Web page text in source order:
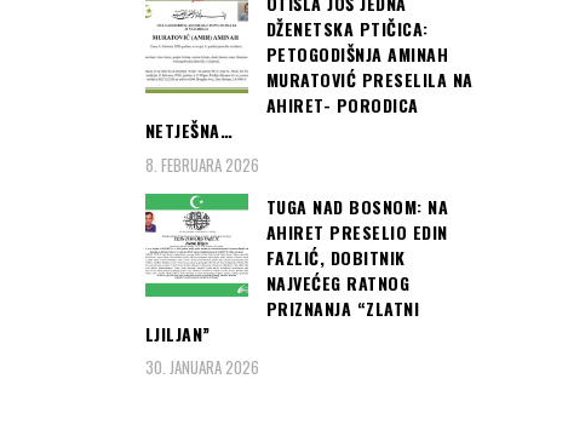
DŽENETSKA PTIČICA:
PETOGODIŠNJA AMINAH
MURATOVIĆ PRESELILA NA
AHIRET- PORODICA
NETJEŠNA…
8. FEBRUARA 2026
TUGA NAD BOSNOM: NA
AHIRET PRESELIO EDIN
FAZLIĆ, DOBITNIK
NAJVEĆEG RATNOG
PRIZNANJA “ZLATNI
LJILJAN”
30. JANUARA 2026